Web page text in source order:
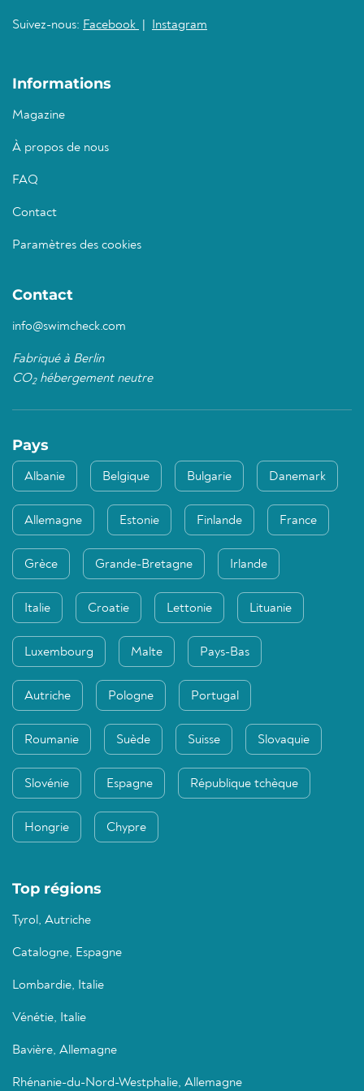
Suivez-nous: Facebook Instagram
Informations
Magazine
À propos de nous
FAQ
Contact
Paramètres des cookies
Contact
info@swimcheck.com
Fabriqué à Berlin
CO2hébergement neutre
Pays
Albanie Belgique Bulgarie Danemark
Allemagne Estonie Finlande France
Grèce Grande-Bretagne Irlande
Italie Croatie Lettonie Lituanie
Luxembourg Malte Pays-Bas
Autriche Pologne Portugal
Roumanie Suède Suisse Slovaquie
Slovénie Espagne République tchèque
Hongrie Chypre
Top régions
Tyrol, Autriche
Catalogne, Espagne
Lombardie, Italie
Vénétie, Italie
Bavière, Allemagne
Rhénanie-du-Nord-Westphalie, Allemagne